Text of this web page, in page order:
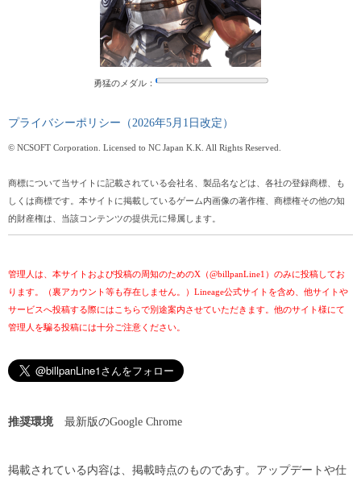
勇猛のメダル：
プライバシーポリシー（2026年5月1日改定）
© NCSOFT Corporation. Licensed to NC Japan K.K. All Rights Reserved.
商標について当サイトに記載されている会社名、製品名などは、各社の登録商標、も
しくは商標です。本サイトに掲載しているゲーム内画像の著作権、商標権その他の知
的財産権は、当該コンテンツの提供元に帰属します。
管理人は、本サイトおよび投稿の周知のためのX（@billpanLine1）のみに投稿してお
ります。（裏アカウント等も存在しません。）Lineage公式サイトを含め、他サイトや
サービスへ投稿する際にはこちらで別途案内させていただきます。他のサイト様にて
管理人を騙る投稿には十分ご注意ください。
推奨環境 最新版のGoogle Chrome
掲載されている内容は、掲載時点のものであす。アップデートや仕